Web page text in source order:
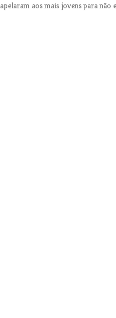
aos mais jovens para não